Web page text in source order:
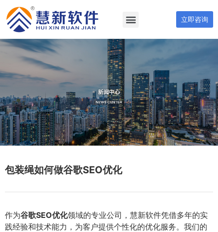
立即咨询
包装绳如何做谷歌SEO优化
作为谷歌SEO优化领域的专业公司，慧新软件凭借多年的实
践经验和技术能力，为客户提供个性化的优化服务。我们的